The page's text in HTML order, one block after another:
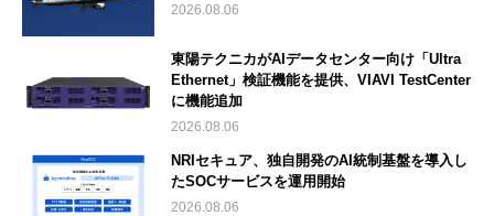
2026.08.06
東陽テクニカがAIデータセンター向け「Ultra
Ethernet」検証機能を提供、VIAVI TestCenter
に機能追加
2026.08.06
NRIセキュア、独自開発のAI統制基盤を導入し
たSOCサービスを運用開始
2026.08.06